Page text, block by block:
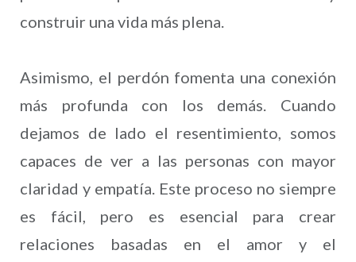
construir una vida más plena.
Asimismo, el perdón fomenta una conexión
más profunda con los demás. Cuando
dejamos de lado el resentimiento, somos
capaces de ver a las personas con mayor
claridad y empatía. Este proceso no siempre
es fácil, pero es esencial para crear
relaciones basadas en el amor y el